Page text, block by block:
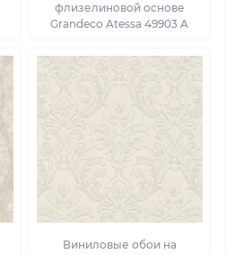
флизелиновой основе
Grandeco Atessa 49903 A
Виниловые обои на